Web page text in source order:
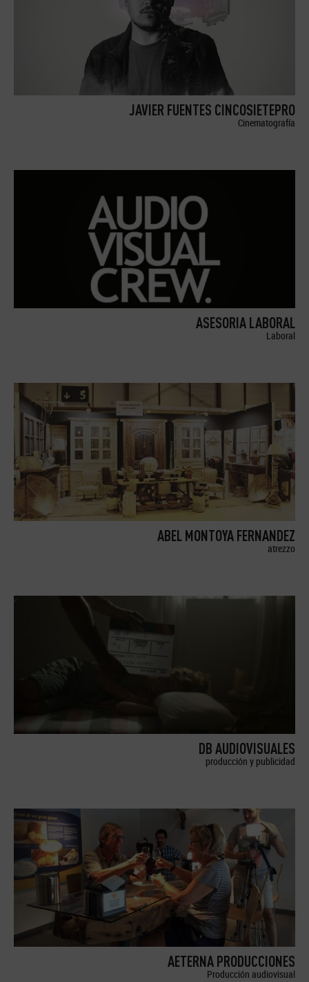
JAVIER FUENTES CINCOSIETEPRO
Cinematografía
ASESORIA LABORAL
Laboral
ABEL MONTOYA FERNANDEZ
atrezzo
DB AUDIOVISUALES
producción y publicidad
AETERNA PRODUCCIONES
Producción audiovisual